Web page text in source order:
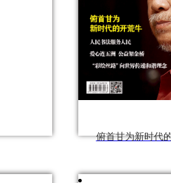
俯首甘为新时代